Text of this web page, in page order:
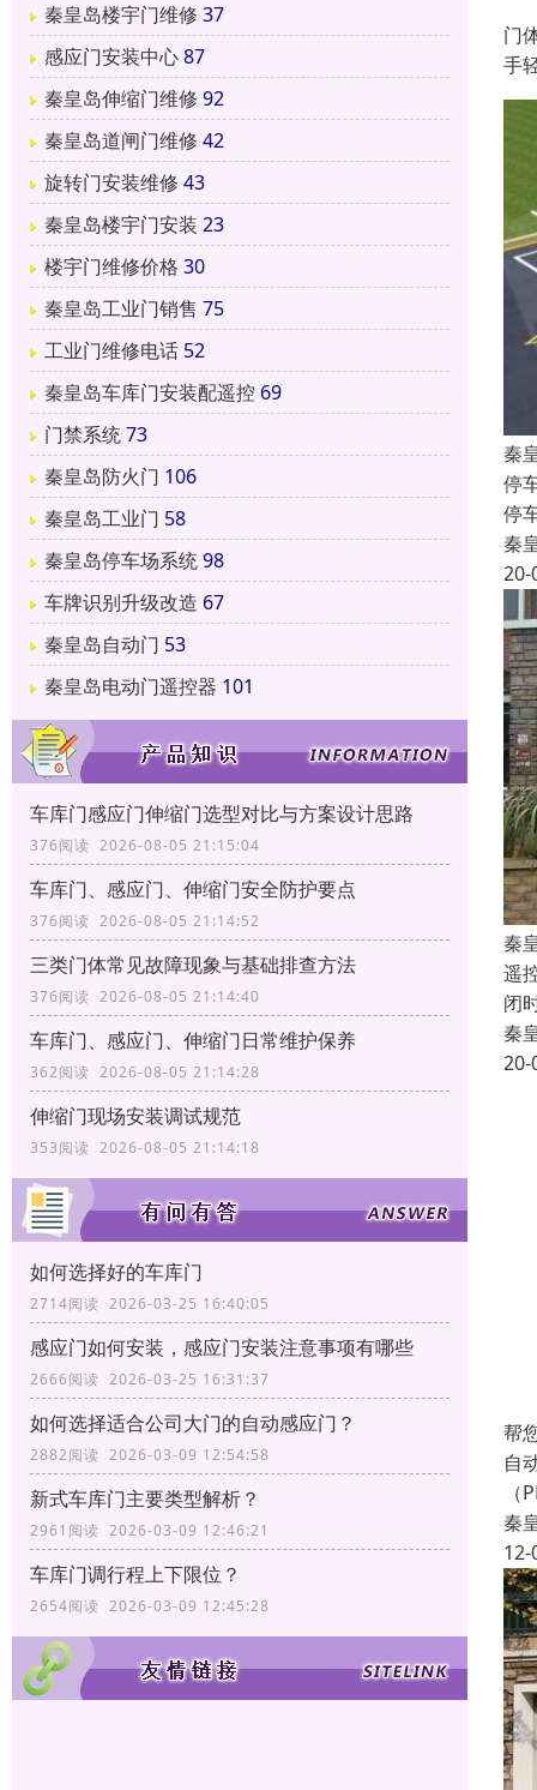
秦皇岛楼宇门维修 37
感应门安装中心87
秦皇岛伸缩门维修 92
秦皇岛道闸门维修 42
旋转门安装维修 43
秦皇岛楼宇门安装 23
楼宇门维修价格 30
秦皇岛工业门销售 75
工业门维修电话 52
秦皇岛车库门安装配遥控 69
门禁系统73
秦皇岛防火门 106
秦皇岛工业门 58
秦皇岛停车场系统98
车牌识别升级改造 67
秦皇岛自动门 53
秦皇岛电动门遥控器 101
车库门感应门伸缩门选型对比与方案设计思路
376阅读 2026-08-05 21:15:04
车库门、感应门、伸缩门安全防护要点
376阅读 2026-08-05 21:14:52
三类门体常见故障现象与基础排查方法
376阅读 2026-08-05 21:14:40
车库门、感应门、伸缩门日常维护保养
362阅读 2026-08-05 21:14:28
伸缩门现场安装调试规范
353阅读 2026-08-05 21:14:18
如何选择好的车库门
2714阅读 2026-03-25 16:40:05
感应门如何安装，感应门安装注意事项有哪些
2666阅读 2026-03-25 16:31:37
如何选择适合公司大门的自动感应门？
2882阅读 2026-03-09 12:54:58
新式车库门主要类型解析？
2961阅读 2026-03-09 12:46:21
车库门调行程上下限位？
2654阅读 2026-03-09 12:45:28
门
手
秦
停
停
秦
20-
秦
遥
闭
秦
20-
帮
自
秦
12-